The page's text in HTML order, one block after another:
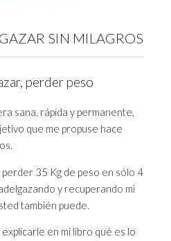
SIN MILAGROS
perder peso
sana, rápida y permanente,
que me propuse hace
perder 35 Kg de peso en sólo 4
y recuperando mi
también puede.
en mi libro qué es lo